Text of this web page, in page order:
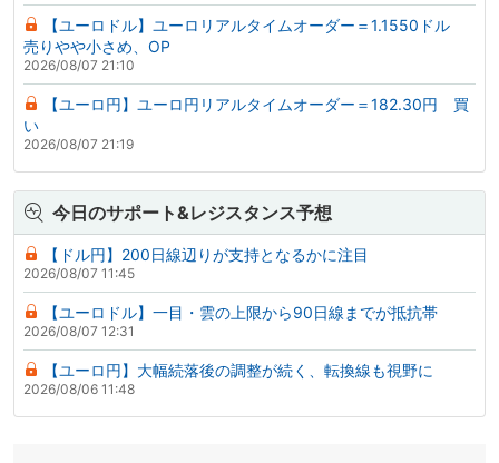
【ユーロドル】ユーロリアルタイムオーダー＝1.1550ドル
売りやや小さめ、OP
2026/08/07 21:10
【ユーロ円】ユーロ円リアルタイムオーダー＝182.30円 買
い
2026/08/07 21:19
今日のサポート&レジスタンス予想
【ドル円】200日線辺りが支持となるかに注目
2026/08/07 11:45
【ユーロドル】一目・雲の上限から90日線までが抵抗帯
2026/08/07 12:31
【ユーロ円】大幅続落後の調整が続く、転換線も視野に
2026/08/06 11:48